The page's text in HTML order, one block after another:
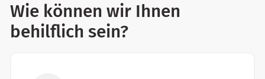
Wie können wir Ihnen
behilflich sein?